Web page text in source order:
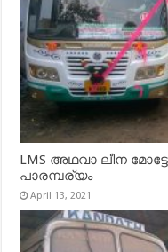
LMS അഥവാ ലീന
പാരമ്പര്യം
April 13, 2021